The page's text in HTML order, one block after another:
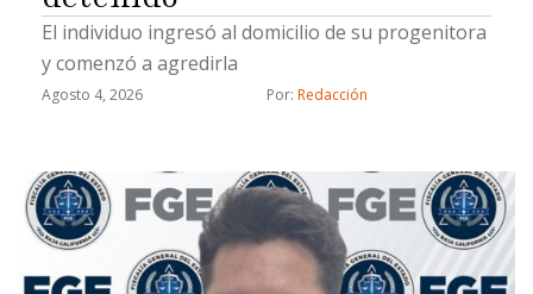
El individuo ingresó al domicilio de su progenitora
y comenzó a agredirla
Agosto 4, 2026 Por: Redacción